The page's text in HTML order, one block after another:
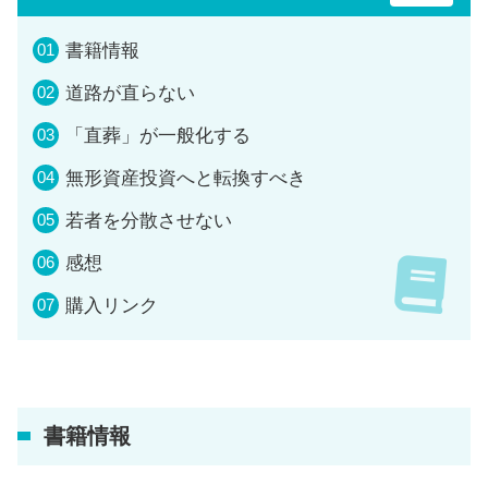
書籍情報
道路が直らない
「直葬」が一般化する
無形資産投資へと転換すべき
若者を分散させない
感想
購入リンク
書籍情報